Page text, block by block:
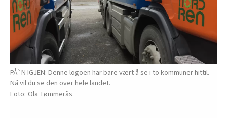
PÅ`N IGJEN: Denne logoen har bare vært å se i to kommuner hittil.
Nå vil du se den over hele landet.
Ola Tømmerås